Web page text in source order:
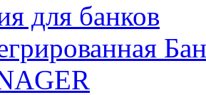
для банков